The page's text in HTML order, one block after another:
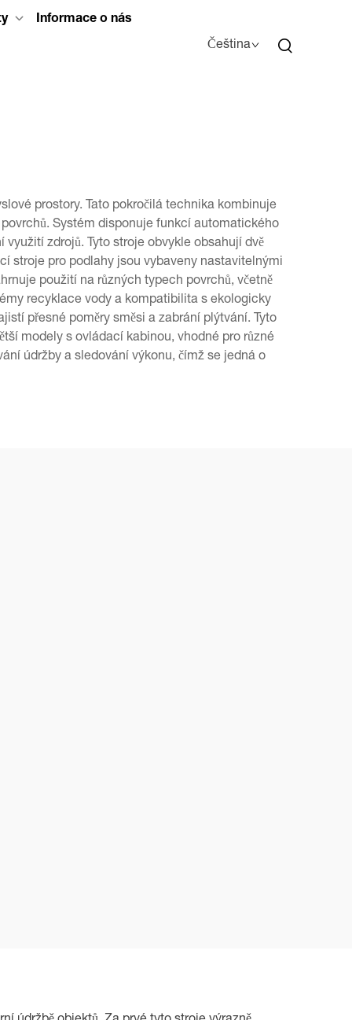
Informace o nás
Čeština
prostory. Tato pokročilá technika kombinuje
Systém disponuje funkcí automatického
zdrojů. Tyto stroje obvykle obsahují dvě
stroje pro podlahy jsou vybaveny nastavitelnými
použití na různých typech povrchů, včetně
recyklace vody a kompatibilita s ekologicky
přesné poměry směsi a zabrání plýtvání. Tyto
modely s ovládací kabinou, vhodné pro různé
údržby a sledování výkonu, čímž se jedná o